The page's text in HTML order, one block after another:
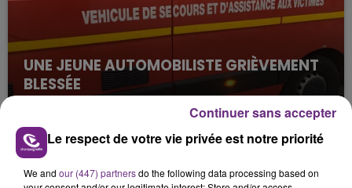
UNE JEUNE AUTOMOBILISTE GRIÈVEMENT
BLESSÉE
son véhicule après une collision avec un poids
lourd. Très grièvement blessée, la jeune femme
de 20 ans a été...
TITRES DIFFUSÉS
Le respect de votre vie privée est notre priorité
We and our (447) partnersdo the following data processing based on
Continuer sans accepter